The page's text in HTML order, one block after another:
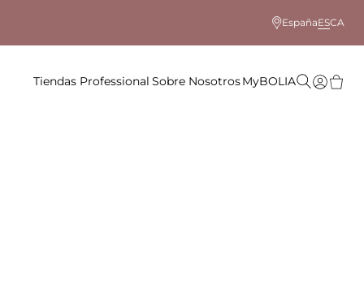
EspañaESCA
Tiendas Professional Sobre NosotrosMyBOLIA